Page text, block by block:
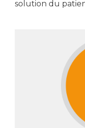
solution du